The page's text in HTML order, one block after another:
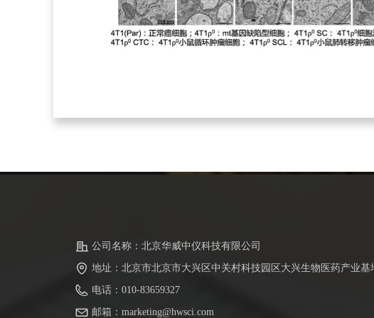
公司名称： 北京华威中仪科技有限公司
地址： 北京市北京市大兴区中关村科技园区大兴生物医药产业基
电话： 010-83659327
邮箱： marketing@hwsci.com